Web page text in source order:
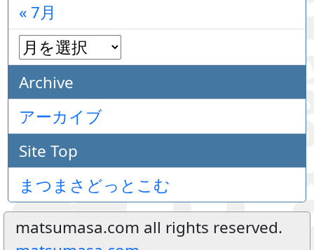
« 7月
Archive
アーカイブ
Site Top
まつまさどっとこむ
matsumasa.com all rights reserved.